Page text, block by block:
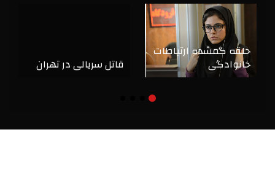
حلقه گمشده ارتباطات
خانوادگی قاتل سریالی در تهران